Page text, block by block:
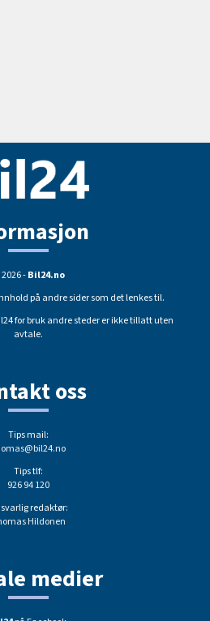
-Bil24.no
på andre sider som det lenkes til.
for bruk andre steder er ikke tillatt uten
avtale.
oss
Tips mail:
Tips tlf:
926 94 120
redaktør:
Hildonen
medier